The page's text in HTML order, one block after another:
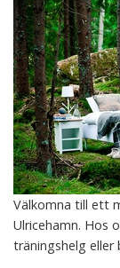
Välkomna till ett
Ulricehamn. Hos
träningshelg eller